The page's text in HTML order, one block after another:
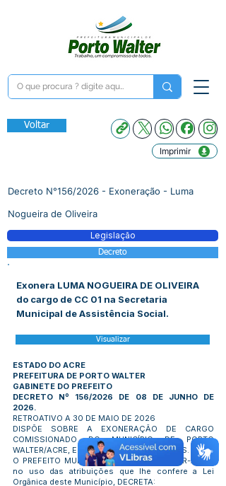
Voltar
Imprimir
Decreto N°156/2026 - Exoneração - Luma
Nogueira de Oliveira
Legislação
Decreto
Exonera LUMA NOGUEIRA DE OLIVEIRA
do cargo de CC 01 na Secretaria
Municipal de Assistência Social.
Visualizar
ESTADO DO ACRE
PREFEITURA DE PORTO WALTER
GABINETE DO PREFEITO
DECRETO Nº 156/2026 DE 08 DE JUNHO DE
2026.
RETROATIVO A 30 DE MAIO DE 2026
DISPÕE SOBRE A EXONERAÇÃO DE CARGO
COMISSIONADO DO MUNICÍPIO DE PORTO
WALTER/ACRE, E DÁ OUTRAS PROVIDÊNCIAS.
O PREFEITO MUNICIPAL DE PORTO WALTER-ACRE,
no uso das atribuições que lhe confere a Lei
Orgânica deste Município, DECRETA: